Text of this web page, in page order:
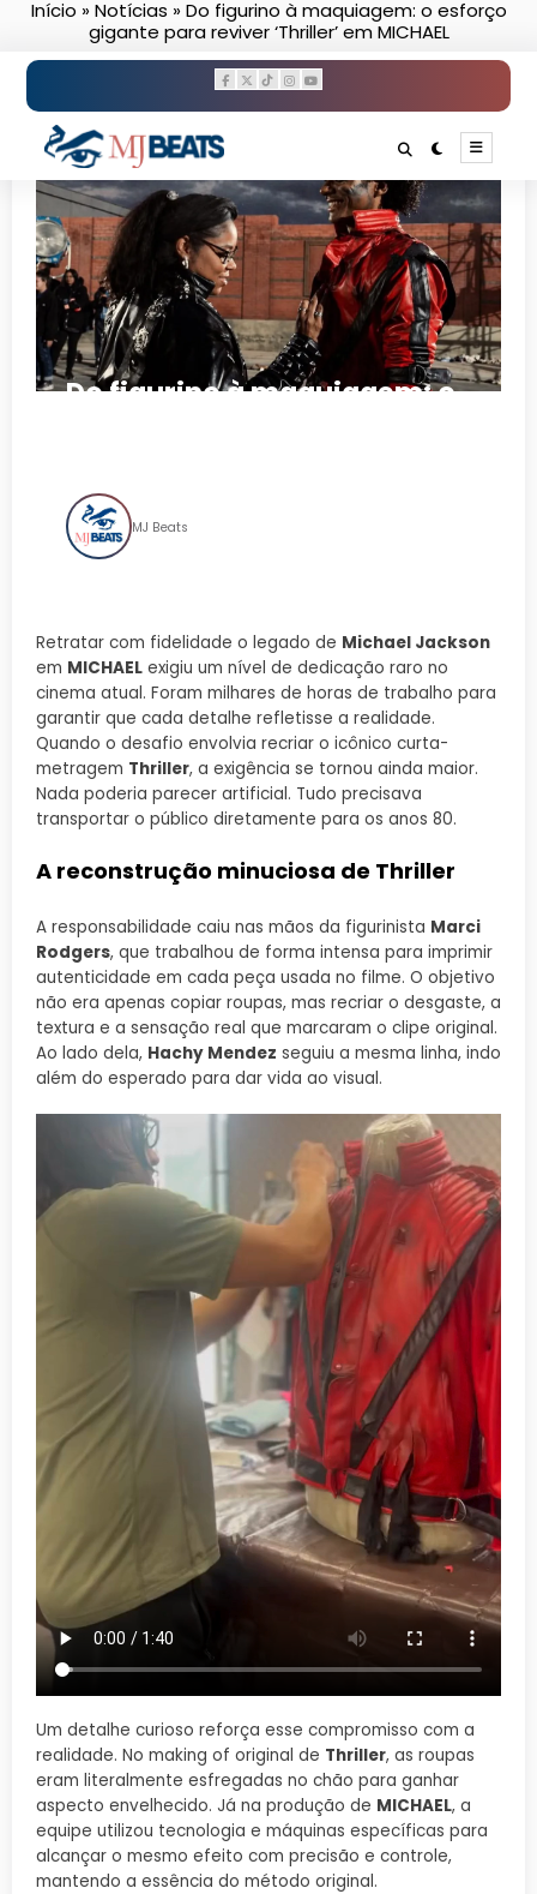
PularInício »Notícias »Do figurino à maquiagem: o esforço
gigante para reviver ‘Thriller’ em MICHAEL
Do figurino à maquiagem: o
MJ Beats
Retratar com fidelidade o legado de Michael Jackson
em MICHAEL exigiu um nível de dedicação raro no
cinema atual. Foram milhares de horas de trabalho para
garantir que cada detalhe refletisse a realidade.
Quando o desafio envolvia recriar o icônico curta-
metragem Thriller, a exigência se tornou ainda maior.
Nada poderia parecer artificial. Tudo precisava
transportar o público diretamente para os anos 80.
A reconstrução minuciosa de Thriller
A responsabilidade caiu nas mãos da figurinista Marci
Rodgers, que trabalhou de forma intensa para imprimir
autenticidade em cada peça usada no filme. O objetivo
não era apenas copiar roupas, mas recriar o desgaste, a
textura e a sensação real que marcaram o clipe original.
Ao lado dela, Hachy Mendez seguiu a mesma linha, indo
além do esperado para dar vida ao visual.
Um detalhe curioso reforça esse compromisso com a
realidade. No making of original de Thriller, as roupas
eram literalmente esfregadas no chão para ganhar
aspecto envelhecido. Já na produção de MICHAEL, a
equipe utilizou tecnologia e máquinas específicas para
alcançar o mesmo efeito com precisão e controle,
mantendo a essência do método original.